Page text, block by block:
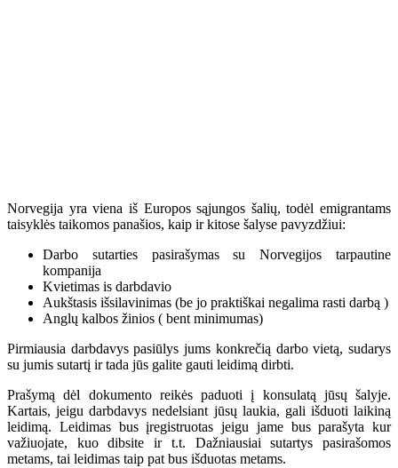
Norvegija yra viena iš Europos sąjungos šalių, todėl emigrantams
taisyklės taikomos panašios, kaip ir kitose šalyse pavyzdžiui:
Darbo sutarties pasirašymas su Norvegijos tarpautine
kompanija
Kvietimas is darbdavio
Aukštasis išsilavinimas (be jo praktiškai negalima rasti darbą )
Anglų kalbos žinios ( bent minimumas)
Pirmiausia darbdavys pasiūlys jums konkrečią darbo vietą, sudarys
su jumis sutartį ir tada jūs galite gauti leidimą dirbti.
Prašymą dėl dokumento reikės paduoti į konsulatą jūsų šalyje.
Kartais, jeigu darbdavys nedelsiant jūsų laukia, gali išduoti laikiną
leidimą. Leidimas bus įregistruotas jeigu jame bus parašyta kur
važiuojate, kuo dibsite ir t.t. Dažniausiai sutartys pasirašomos
metams, tai leidimas taip pat bus išduotas metams.